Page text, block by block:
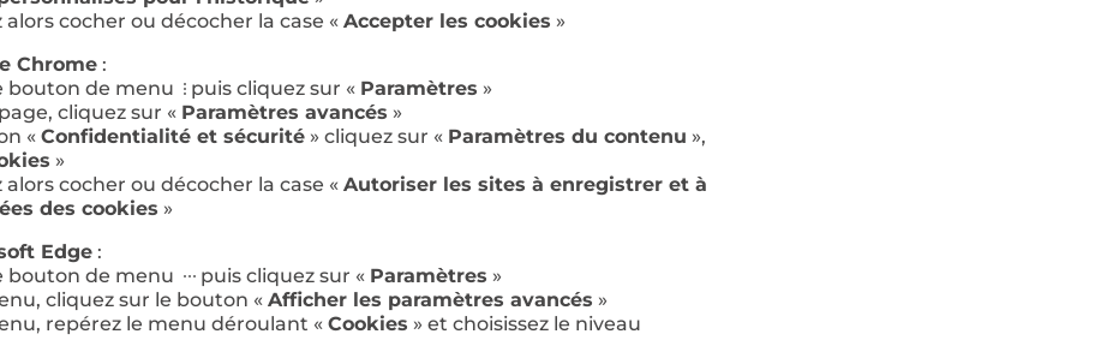
alors cocher ou décocher la case « Accepter les cookies »
Chrome :
bouton de menu
puis cliquez sur « Paramètres »
cliquez sur « Paramètres avancés »
« Confidentialité et sécurité » cliquez sur « Paramètres du contenu »,
»
alors cocher ou décocher la case « Autoriser les sites à enregistrer et à
des cookies »
Edge :
bouton de menu
puis cliquez sur « Paramètres »
cliquez sur le bouton « Afficher les paramètres avancés »
repérez le menu déroulant « Cookies » et choisissez le niveau